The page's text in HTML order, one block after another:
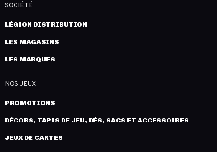
SOCIÉTÉ
LÉGION DISTRIBUTION
LES MAGASINS
LES MARQUES
NOS JEUX
PROMOTIONS
DÉCORS, TAPIS DE JEU, DÉS, SACS ET ACCESSOIRES
JEUX DE CARTES